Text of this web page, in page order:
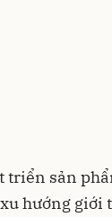
triển sản
hướng giới